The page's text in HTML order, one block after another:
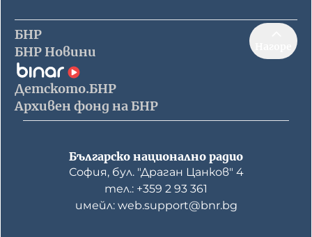
БНР
БНР Новини
Детското.БНР
Архивен фонд на БНР
Българско национално радио
София, бул. "Драган Цанков" 4
тел.: +359 2 93 361
имейл: web.support@bnr.bg